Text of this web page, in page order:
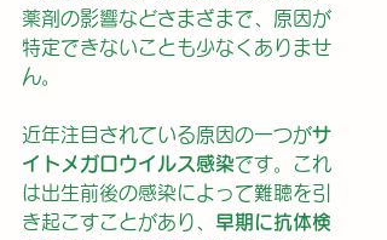
薬剤の影響などさまざまで、原因が
特定できないことも少なくありませ
ん。
近年注目されている原因の一つがサ
イトメガロウイルス感染です。これ
は出生前後の感染によって難聴を引
き起こすことがあり、 早期に抗体検